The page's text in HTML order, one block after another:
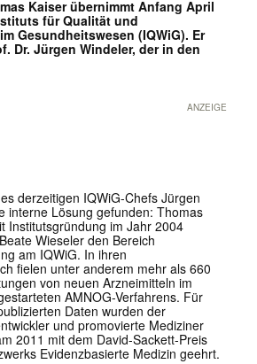
Kaiser übernimmt Anfang April
für Qualität und
Gesundheitswesen (IQWiG). Er
Dr. Jürgen Windeler, der in den
ANZEIGE
derzeitigen IQWiG-Chefs Jürgen
interne Lösung gefunden: Thomas
Institutsgründung im Jahr 2004
Wieseler den Bereich
am IQWiG. In ihren
fielen unter anderem mehr als 660
von neuen Arzneimitteln im
AMNOG-Verfahrens. Für
Daten wurden der
und promovierte Mediziner
2011 mit dem David-Sackett-Preis
Evidenzbasierte Medizin geehrt.